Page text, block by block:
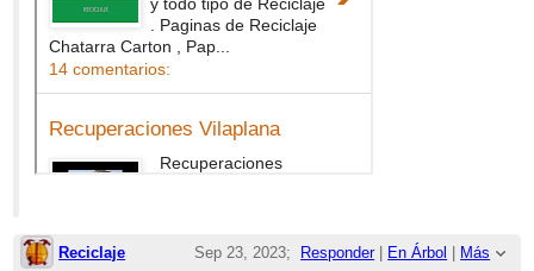
Reciclaje Responder| En Árbol Más
Sep 23, 2023;